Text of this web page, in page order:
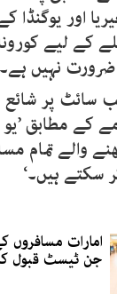
اور
کے لیے
نہیں ہے۔
سائٹ پر شائع
کے مطابق
والے تمام
سکتے ہیں۔‘
امارات مسافروں
جن ٹیسٹ قبول